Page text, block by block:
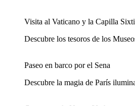
Visita al Vaticano y la Capilla
Descubre los tesoros de los
Paseo en barco por el Sena
Descubre la magia de París